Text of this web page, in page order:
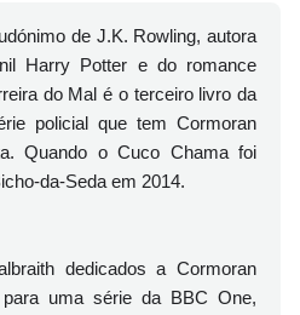
de J.K. Rowling, autora
Harry Potter e do romance
do Mal é o terceiro livro da
policial que tem Cormoran
Quando o Cuco Chama foi
da-Seda em 2014.
dedicados a Cormoran
uma série da BBC One,